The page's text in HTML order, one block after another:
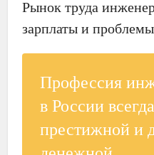
Рынок труда
зарплаты и проблемы
Профессия
в России
престижной и